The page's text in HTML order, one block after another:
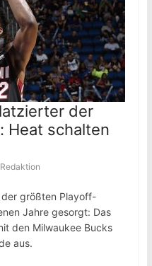
der
Heat schalten
der größten Playoff-
Jahre gesorgt: Das
den Milwaukee Bucks
aus.